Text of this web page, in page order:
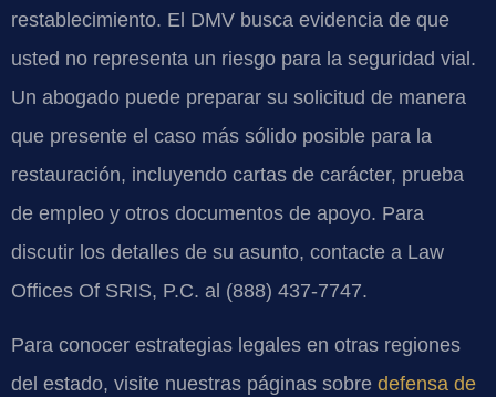
restablecimiento. El DMV busca evidencia de que
usted no representa un riesgo para la seguridad vial.
Un abogado puede preparar su solicitud de manera
que presente el caso más sólido posible para la
restauración, incluyendo cartas de carácter, prueba
de empleo y otros documentos de apoyo. Para
discutir los detalles de su asunto, contacte a Law
Offices Of SRIS, P.C. al (888) 437-7747.
Para conocer estrategias legales en otras regiones
del estado, visite nuestras páginas sobre defensa de